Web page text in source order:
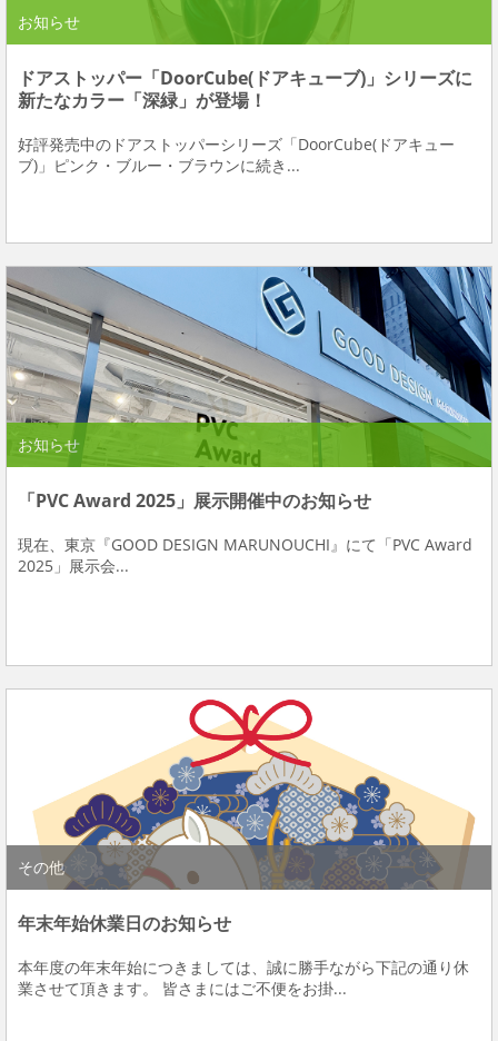
お知らせ
ドアストッパー「DoorCube(ドアキューブ)」シリーズに
新たなカラー「深緑」が登場！
好評発売中のドアストッパーシリーズ「DoorCube(ドアキュー
ブ)」ピンク・ブルー・ブラウンに続き...
お知らせ
「PVC Award 2025」展示開催中のお知らせ
現在、東京『GOOD DESIGN MARUNOUCHI』にて「PVC Award
2025」展示会...
その他
年末年始休業日のお知らせ
本年度の年末年始につきましては、誠に勝手ながら下記の通り休
業させて頂きます。 皆さまにはご不便をお掛...